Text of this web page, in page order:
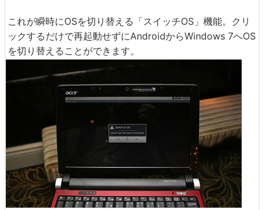
これが瞬時にOSを切り替える「スイッチOS」機能。クリ
ックするだけで再起動せずにAndroidからWindows 7へOS
を切り替えることができます。